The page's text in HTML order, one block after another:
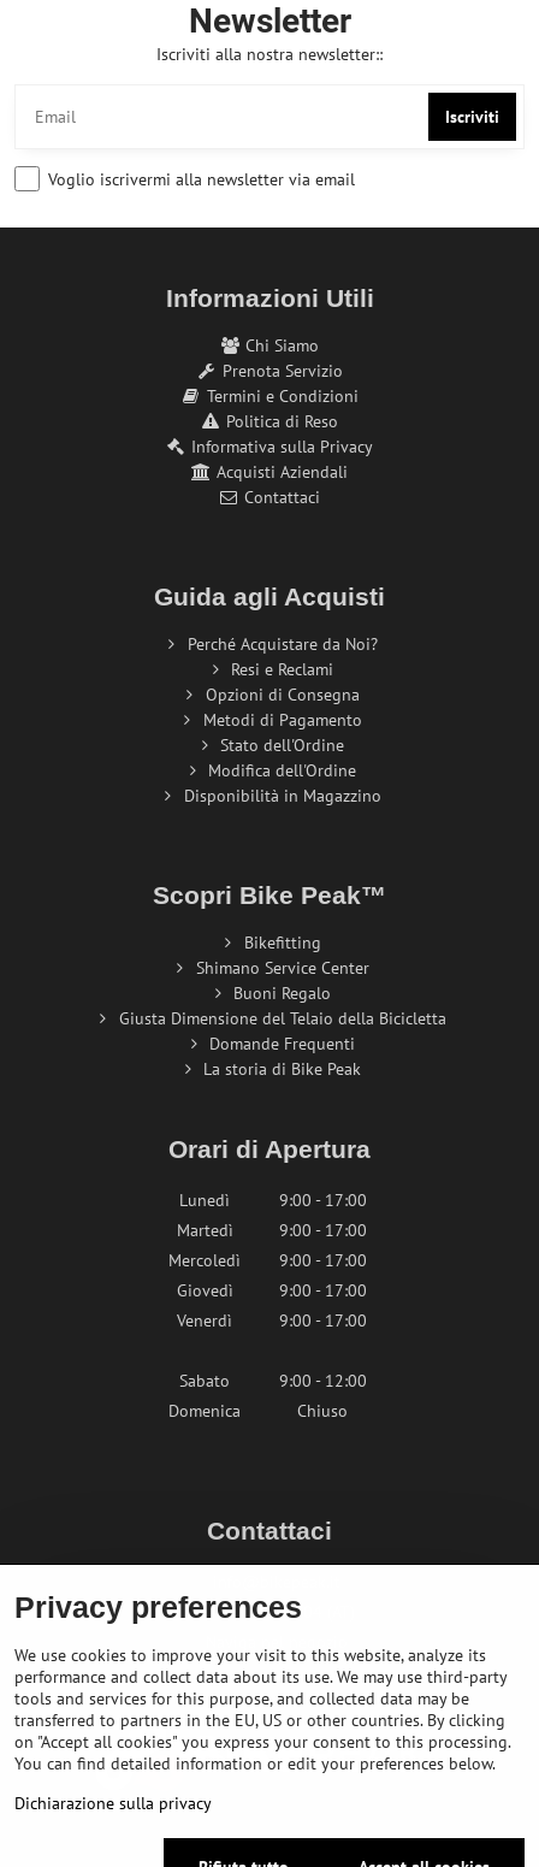
Newsletter
Iscriviti alla nostra newsletter::
Iscriviti
Voglio iscrivermi alla newsletter via email
Informazioni Utili
Chi Siamo
Prenota Servizio
Termini e Condizioni
Politica di Reso
Informativa sulla Privacy
Acquisti Aziendali
Contattaci
Guida agli Acquisti
Perché Acquistare da Noi?
Resi e Reclami
Opzioni di Consegna
Metodi di Pagamento
Stato dell'Ordine
Modifica dell'Ordine
Disponibilità in Magazzino
Scopri Bike Peak™
Bikefitting
Shimano Service Center
Buoni Regalo
Giusta Dimensione del Telaio della Bicicletta
Domande Frequenti
La storia di Bike Peak
Orari di Apertura
Lunedì
9:00 - 17:00
Martedì
9:00 - 17:00
Mercoledì
9:00 - 17:00
Giovedì
9:00 - 17:00
Venerdì
9:00 - 17:00
Sabato
9:00 - 12:00
Domenica
Chiuso
Contattaci
+436764858804 (AT)
Privacy preferences
We use cookies to improve your visit to this website, analyze its
performance and collect data about its use. We may use third-party
tools and services for this purpose, and collected data may be
transferred to partners in the EU, US or other countries. By clicking
on "Accept all cookies" you express your consent to this processing.
You can find detailed information or edit your preferences below.
Dichiarazione sulla privacy